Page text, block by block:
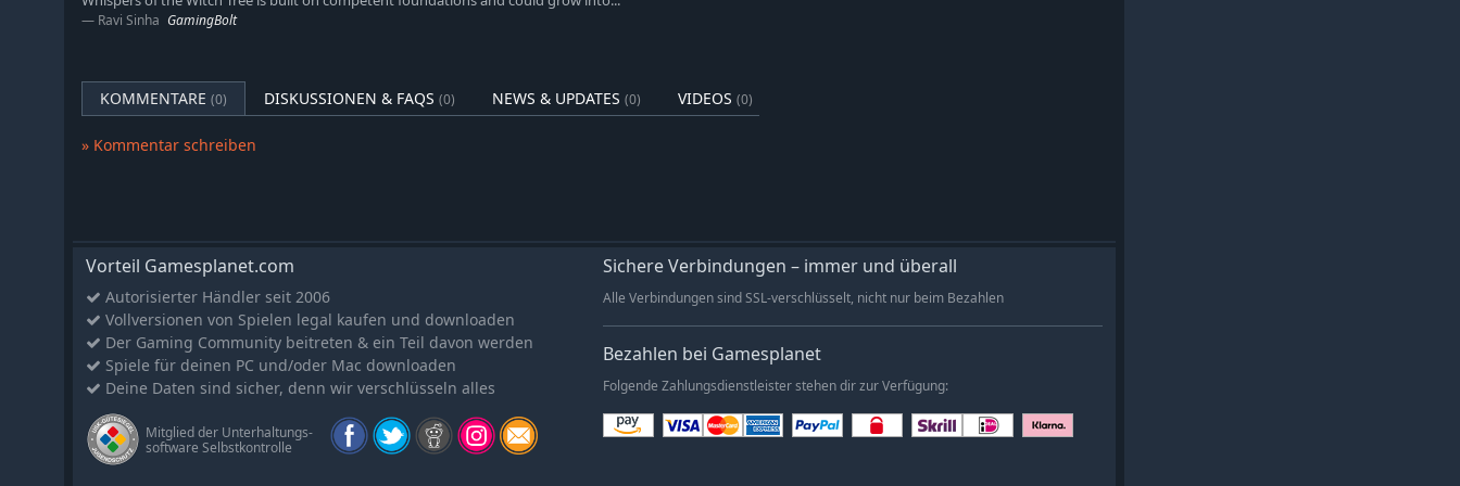
ihn durch sechs Talentbäume mit Hunderten von verfügbaren Aufwertungen für
Fertigkeiten und den Kampf. Stelle mächtige Waffen und Ausrüstung her, um deinen
Wenn du wenig Erfahrung mit Action-RPGs oder Soulslike-Spielen hast, kannst du den
Schwierigkeitsgrad in den Einstellungen auch an dein Fertigkeitsniveau anpassen.
Ravi Sinha GamingBolt
KOMMENTARE (0) DISKUSSIONEN & FAQS (0) NEWS & UPDATES (0) VIDEOS (0)
» Kommentar schreiben
Vorteil Gamesplanet.com
Autorisierter Händler seit 2006
Vollversionen von Spielen legal kaufen und downloaden
Der Gaming Community beitreten & ein Teil davon werden
Spiele für deinen PC und/oder Mac downloaden
Deine Daten sind sicher, denn wir verschlüsseln alles
Mitglied der Unterhaltungs-
software Selbstkontrolle
Sichere Verbindungen – immer und überall
Alle Verbindungen sind SSL-verschlüsselt, nicht nur beim Bezahlen
Bezahlen bei Gamesplanet
Folgende Zahlungsdienstleister stehen dir zur Verfügung: